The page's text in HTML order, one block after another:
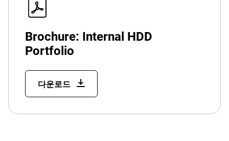
Brochure: Internal HDD
Portfolio
다운로드